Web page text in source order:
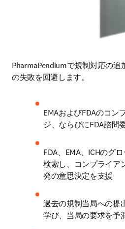
PharmaPendiumで規制対応の
の失敗を回避します。
EMAおよびFDAのコン
ジ、ならびにFDA諮問
FDA、EMA、ICHのグ
検索し、コンプライア
発の意思決定を支援
過去の規制当局への提
学び、当局の要求を予